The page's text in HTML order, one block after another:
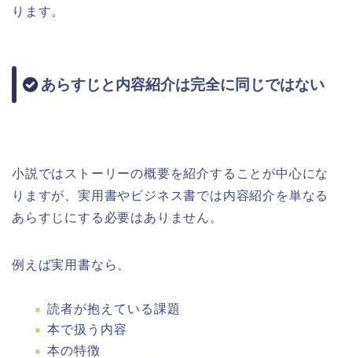
ります。
あらすじと内容紹介は完全に同じではない
小説ではストーリーの概要を紹介することが中心にな
りますが、実用書やビジネス書では内容紹介を単なる
あらすじにする必要はありません。
例えば実用書なら、
読者が抱えている課題
本で扱う内容
本の特徴